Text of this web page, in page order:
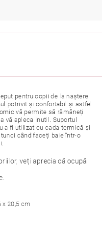
pentru copii de la naștere
potrivit și confortabil și astfel
vă permite să rămâneți
vă apleca inutil. Suportul
a fi utilizat cu cada termică și
când faceți baie într-o
veți aprecia că ocupă
x 20,5 cm